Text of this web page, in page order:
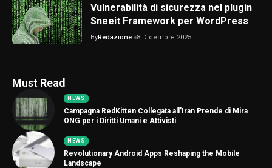
Vulnerabilità di sicurezza nel plugin
Sneeit Framework per WordPress
ByRedazione 8 Dicembre 2025
Must Read
NEWS
Campagna RedKitten Collegata all’Iran Prende di Mira
ONG per i Diritti Umani e Attivisti
NEWS
Revolutionary Android Apps Reshaping the Mobile
Landscape